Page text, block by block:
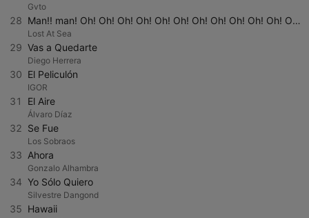
Gvto
28 Man!! man! Oh! Oh! Oh! Oh! Oh! Oh! Oh! Oh! Oh! Oh! Oh! Oh! Oh! Oh! Oh! Oh! Oh! Oh! Oh! Oh! Oh! Oh! Oh! Oh! Oh! Oh! Oh! Oh! Oh! Oh! Oh! Oh! Oh! Oh! Oh!
Lost At Sea
29 Vas a Quedarte
Diego Herrera
30 El Peliculón
IGOR
31 El Aire
Álvaro Díaz
32 Se Fue
Los Sobraos
33 Ahora
Gonzalo Alhambra
34 Yo Sólo Quiero
Silvestre Dangond
35 Hawaii